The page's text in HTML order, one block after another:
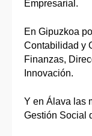
Empresarial.
En Gipuzkoa
Contabilidad y
Finanzas,
Innovación.
Y en Álava las
Gestión Social